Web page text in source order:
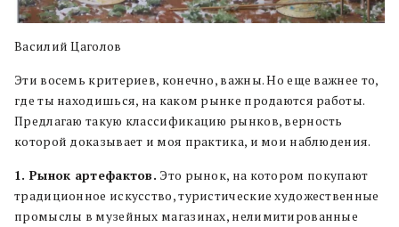
Василий Цаголов
Эти восемь критериев, конечно, важны. Но еще важнее то,
где ты находишься, на каком рынке продаются работы.
Предлагаю такую классификацию рынков, верность
которой доказывает и моя практика, и мои наблюдения.
1. Рынок артефактов. Это рынок, на котором покупают
традиционное искусство, туристические художественные
промыслы в музейных магазинах, нелимитированные